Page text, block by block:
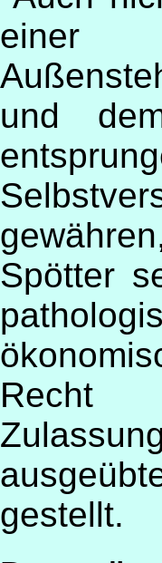
einer
und
Spötter
gestellt.